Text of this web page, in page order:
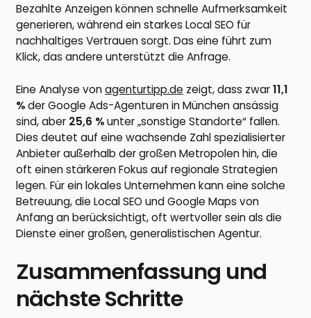
Bezahlte Anzeigen können schnelle Aufmerksamkeit
generieren, während ein starkes Local SEO für
nachhaltiges Vertrauen sorgt. Das eine führt zum
Klick, das andere unterstützt die Anfrage.
Eine Analyse vonagenturtipp.de zeigt, dass zwar11,1
%der Google Ads-Agenturen in München ansässig
sind, aber 25,6 %unter „sonstige Standorte“ fallen.
Dies deutet auf eine wachsende Zahl spezialisierter
Anbieter außerhalb der großen Metropolen hin, die
oft einen stärkeren Fokus auf regionale Strategien
legen. Für ein lokales Unternehmen kann eine solche
Betreuung, die Local SEO und Google Maps von
Anfang an berücksichtigt, oft wertvoller sein als die
Dienste einer großen, generalistischen Agentur.
Zusammenfassung und
nächste Schritte